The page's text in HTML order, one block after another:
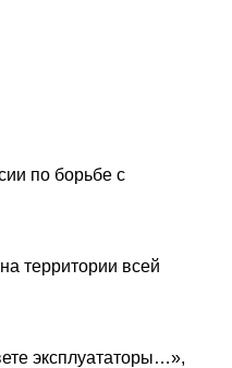
по борьбе с
территории всей
эксплуататоры…»,